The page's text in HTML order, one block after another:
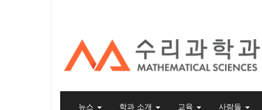
뉴스 학과 소개 교육 사람들